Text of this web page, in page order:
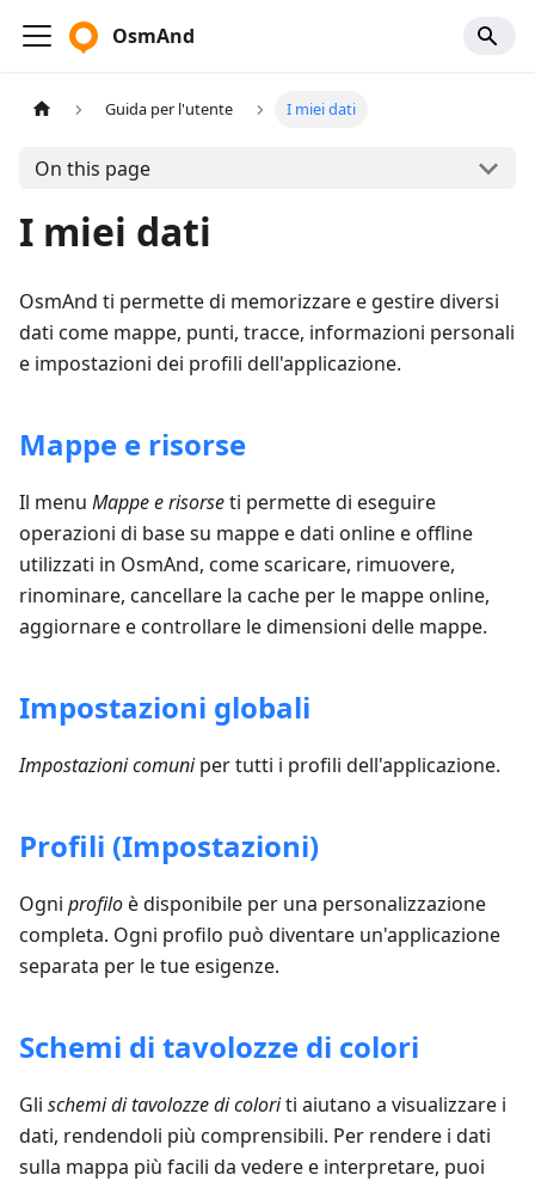
OsmAnd
Guida per l'utente I miei dati
On this page
I miei dati
OsmAnd ti permette di memorizzare e gestire diversi
dati come mappe, punti, tracce, informazioni personali
e impostazioni dei profili dell'applicazione.
Mappe e risorse
Il menu Mappe e risorseti permette di eseguire
operazioni di base su mappe e dati online e offline
utilizzati in OsmAnd, come scaricare, rimuovere,
rinominare, cancellare la cache per le mappe online,
aggiornare e controllare le dimensioni delle mappe.
Impostazioni globali
Impostazioni comuniper tutti i profili dell'applicazione.
Profili (Impostazioni)
Ogni profiloè disponibile per una personalizzazione
completa. Ogni profilo può diventare un'applicazione
separata per le tue esigenze.
Schemi di tavolozze di colori
Gli schemi di tavolozze di coloriti aiutano a visualizzare i
dati, rendendoli più comprensibili. Per rendere i dati
sulla mappa più facili da vedere e interpretare, puoi